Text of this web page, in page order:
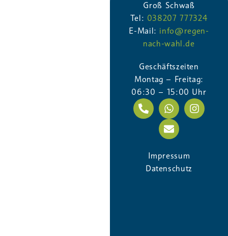
19. Februar 2026
Regner und
Groß Schwaß
Tel: 038207 777324
E-Mail: info@regen-
nach-wahl.de
Geschäftszeiten
Montag – Freitag:
06:30 – 15:00 Uhr
Impressum
Datenschutz